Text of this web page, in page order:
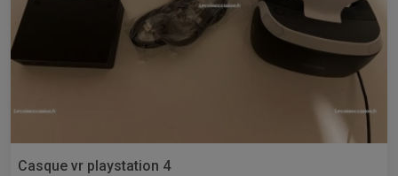
Casque vr playstation 4